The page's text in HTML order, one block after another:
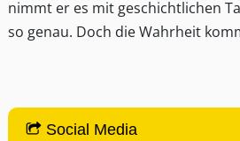
nimmt er es mit geschichtlichen
so genau. Doch die Wahrheit
Social Media